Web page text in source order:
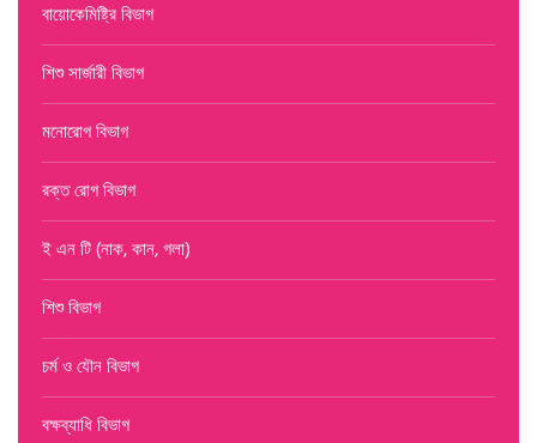
বায়োকেমিষ্ট্রি বিভাগ
শিশু সার্জারী বিভাগ
মনোরোগ বিভাগ
রক্ত রোগ বিভাগ
ই এন টি (নাক, কান, গলা)
শিশু বিভাগ
চর্ম ও যৌন বিভাগ
বক্ষব্যাধি বিভাগ